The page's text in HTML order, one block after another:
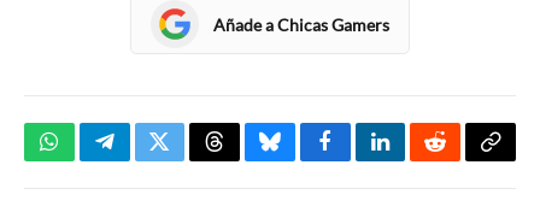
Añade a Chicas Gamers
WhatsAppTelegramTwitterThreadsBlueskyFacebookLinkedInReddit